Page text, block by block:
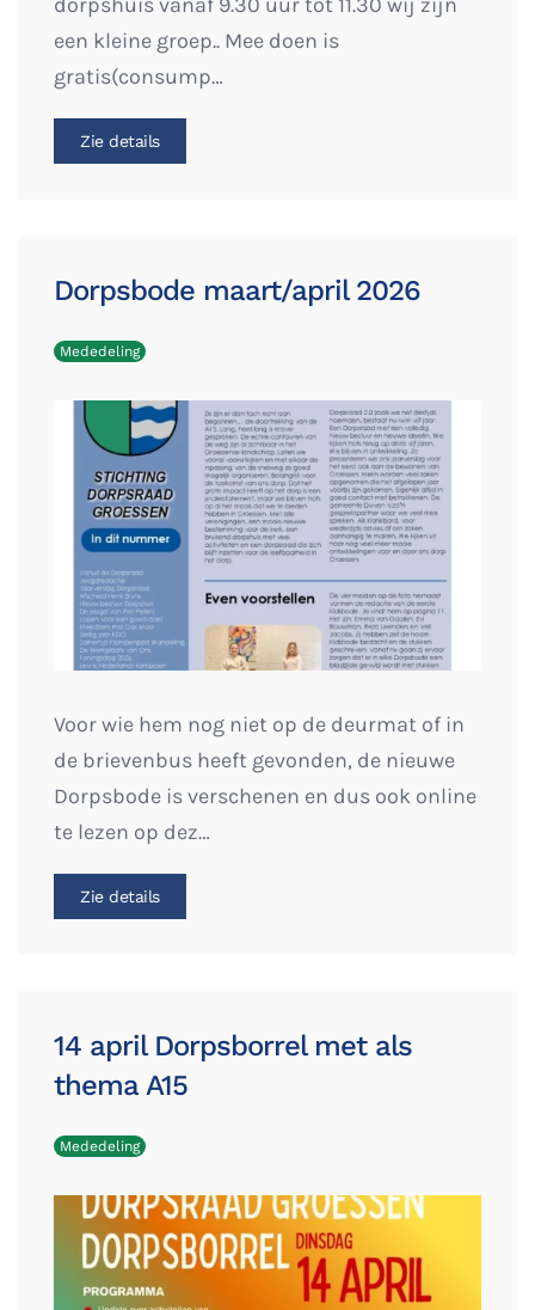
een kleine groep.. Mee doen is
gratis(consump…
Zie details
Dorpsbode maart/april 2026
Mededeling
Voor wie hem nog niet op de deurmat of in
de brievenbus heeft gevonden, de nieuwe
Dorpsbode is verschenen en dus ook online
te lezen op dez…
Zie details
14 april Dorpsborrel met als
thema A15
Mededeling